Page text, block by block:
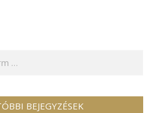
BEJEGYZÉSEK